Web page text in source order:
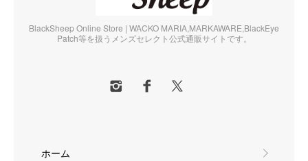
BlackSheep Online Store | WACKO MARIA,MARKAWARE,BlackEye
Patch等を扱うメンズセレクト公式通販サイトです。
ホーム